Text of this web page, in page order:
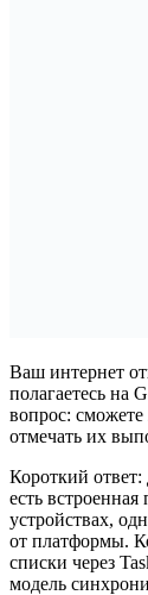
Ваш интернет
полагаетесь на
вопрос:
отмечать их
Короткий
есть
устройствах,
от платформы.
списки через
модель